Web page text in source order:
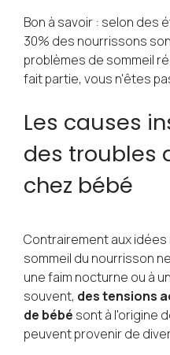
Bon à savoir : selon des
30% des nourrissons
problèmes de sommeil
fait partie, vous n'êtes
Les causes
des troubles
chez bébé
Contrairement aux
sommeil du nourrisson
une faim nocturne ou à
souvent, des tensions
de bébé sont à l'origine
peuvent provenir de